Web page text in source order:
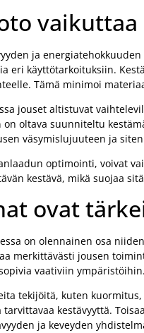
vaikuttaa
ja
eri käyttötarkoituksiin.
Tämä minimoi
jouset altistuvat
oltava suunniteltu
väsymislujuuteen ja
optimointi, voivat
kestävä, mikä suojaa
ovat
on olennainen osa
merkittävästi jousen
vaativiin ympäristöihin.
tekijöitä, kuten
kestävyyttä.
ja keveyden